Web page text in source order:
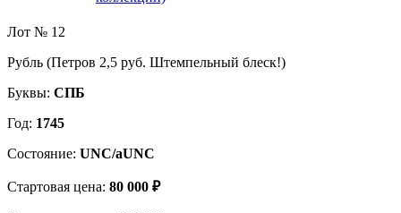
Лот № 12
Рубль (Петров 2,5 руб. Штемпельный блеск!)
Буквы: СПБ
Год: 1745
Состояние: UNC/aUNC
Стартовая цена: 80 000 ₽